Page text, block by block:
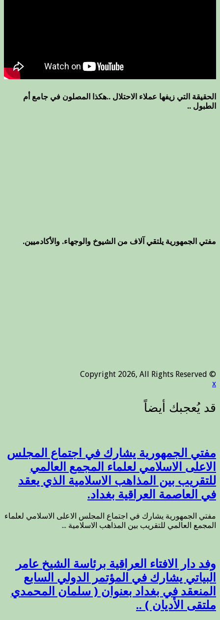
الحقيقة التي زيفها عملاء الاحتلال ..هكذا المصلون في جامع أم
الطبول ..
مفتي الجمهورية يلتقي آلاف من الشيوخ والوجهاء. والأكادميين.
© Copyright 2026, All Rights Reserved
x
مفتي الجمهورية يشارك في اجتماع المجلس
الاعلى الاسلامي لعلماء المجمع العالمي
للتقريب بين المذاهب الاسلامية الذي يعقد
في العاصمة العراقية بغداد.
مفتي الجمهورية يشارك في اجتماع المجلس الاعلى الاسلامي لعلماء
المجمع العالمي للتقريب بين المذاهب الاسلامية ...
وفد دار الافتاء العراقية برئاسة الشيخ عامر
البياتي يشارك في المؤتمر الدولي السابع
المنعقد في بغداد بعنوان ( سلمان المحمدي
ملتقى الأديان ) ..